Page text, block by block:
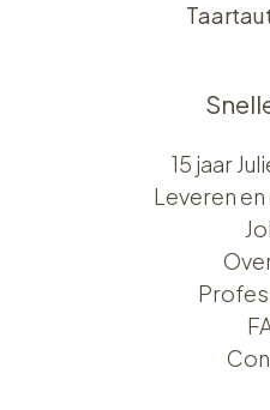
15 jaar
Leveren